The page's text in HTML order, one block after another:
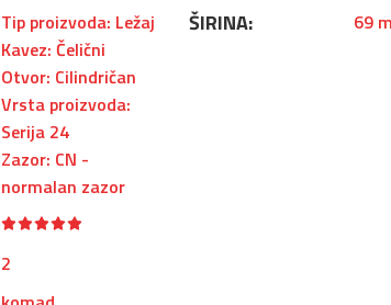
Tip proizvoda: Ležaj
Kavez: Čelični
Otvor: Cilindričan
Vrsta proizvoda:
Serija 24
Zazor: CN -
normalan zazor
2
ŠIRINA: 69